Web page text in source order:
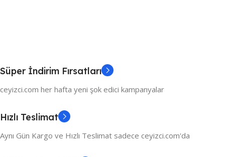
Süper İndirim Fırsatları
ceyizci.com her hafta yeni şok edici kampanyalar
Hızlı Teslimat
Aynı Gün Kargo ve Hızlı Teslimat sadece ceyizci.com'da